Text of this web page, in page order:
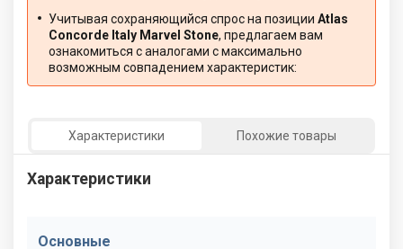
Учитывая сохраняющийся спрос на позиции Atlas
Concorde Italy Marvel Stone, предлагаем вам
ознакомиться с аналогами с максимально
возможным совпадением характеристик:
Характеристики Похожие товары
Характеристики
Основные